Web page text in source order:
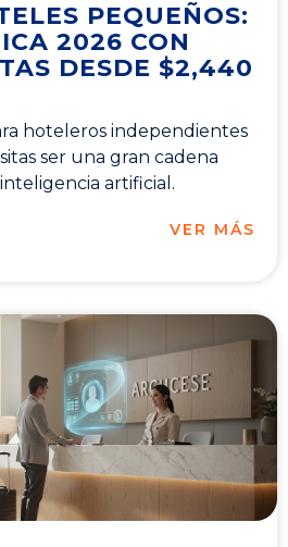
PEQUEÑOS:
2026 CON
DESDE $2,440
hoteleros independientes
ser una gran cadena
artificial.
VER MÁS